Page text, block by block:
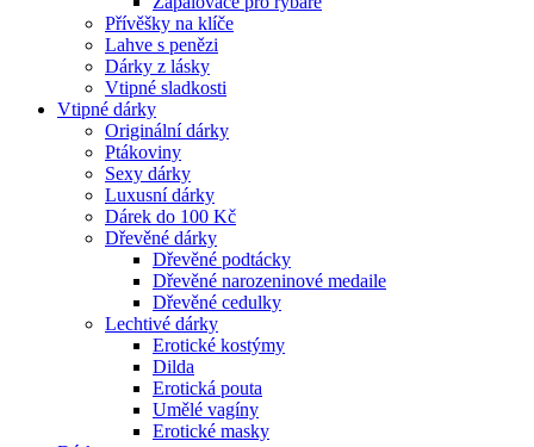
Přívěšky na klíče
Lahve s penězi
Dárky z lásky
Vtipné sladkosti
Vtipné dárky
Originální dárky
Ptákoviny
Sexy dárky
Luxusní dárky
Dárek do 100 Kč
Dřevěné dárky
Dřevěné podtácky
Dřevěné narozeninové medaile
Dřevěné cedulky
Lechtivé dárky
Erotické kostýmy
Dilda
Erotická pouta
Umělé vagíny
Erotické masky